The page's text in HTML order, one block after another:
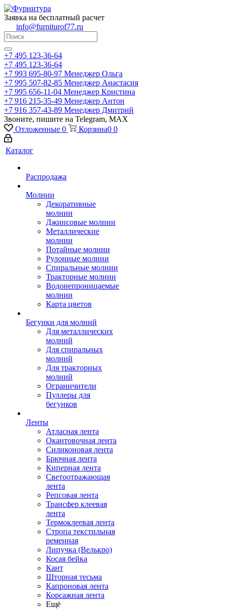
Заявка на бесплатный расчет
info@furniturof77.ru
+7 495 123-36-64
+7 495 123-36-64
+7 993 695-80-97 Менеджер Ольга
+7 995 507-82-85 Менеджер Анастасия
+7 995 656-11-04 Менеджер Кристина
+7 916 215-35-49 Менеджер Антон
+7 916 357-43-89 Менеджер Дмитрий
Звоните, пишите на Telegram, MAX
Отложенные 0 Корзина0 0
Каталог
Распродажа
Молнии
Декоративные
молнии
Джинсовые молнии
Металлические
молнии
Потайные молнии
Рулонные молнии
Спиральные молнии
Тракторные молнии
Водонепроницаемые
молнии
Карта цветов
Бегунки для молний
Для металлических
молний
Для спиральных
молний
Для тракторных
молний
Ограничители
Пуллеры для
бегунков
Ленты
Атласная лента
Окантовочная лента
Силиконовая лента
Брючная лента
Киперная лента
Светоотражающая
лента
Репсовая лента
Трансфер клеевая
лента
Термоклеевая лента
Стропа текстильная
ременная
Липучка (Велькро)
Косая бейка
Кант
Шторная тесьма
Капроновая лента
Корсажная лента
Ещё